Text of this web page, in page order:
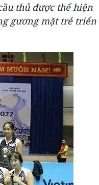
thủ được thể hiện
gương mặt trẻ triển